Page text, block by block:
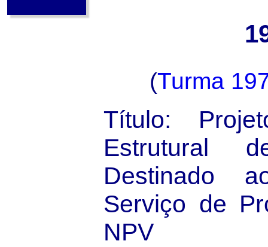
(Turma
Título:
Estrutural
Destinado
Serviço de
NPV